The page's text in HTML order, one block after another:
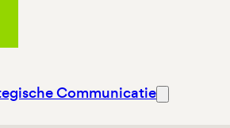
Communicatie